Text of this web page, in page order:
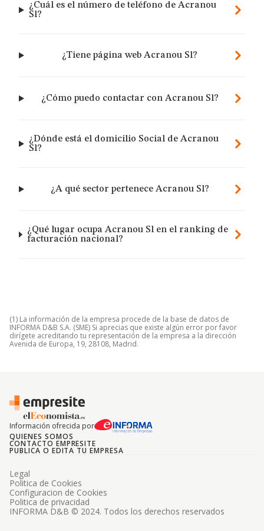
¿Cuál es el número de teléfono de Acranou
Sl?
¿Tiene página web Acranou Sl?
¿Cómo puedo contactar con Acranou Sl?
¿Dónde está el domicilio Social de Acranou
Sl?
¿A qué sector pertenece Acranou Sl?
¿Qué lugar ocupa Acranou Sl en el ranking de
facturación nacional?
(1) La información de la empresa procede de la base de datos de
INFORMA D&B S.A. (SME) Si aprecias que existe algún error por favor
dirígete acreditando tu representación de la empresa a la dirección
Avenida de Europa, 19, 28108, Madrid.
Información ofrecida por
QUIENES SOMOS
CONTACTO EMPRESITE
PUBLICA O EDITA TU EMPRESA
INFORMA D&B © 2024. Todos los derechos reservados
Legal
Politica de Cookies
Configuracion de Cookies
Politica de privacidad